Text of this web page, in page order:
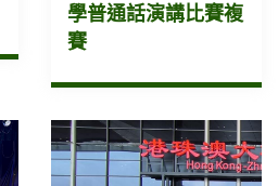
學普通話演講比賽複
賽